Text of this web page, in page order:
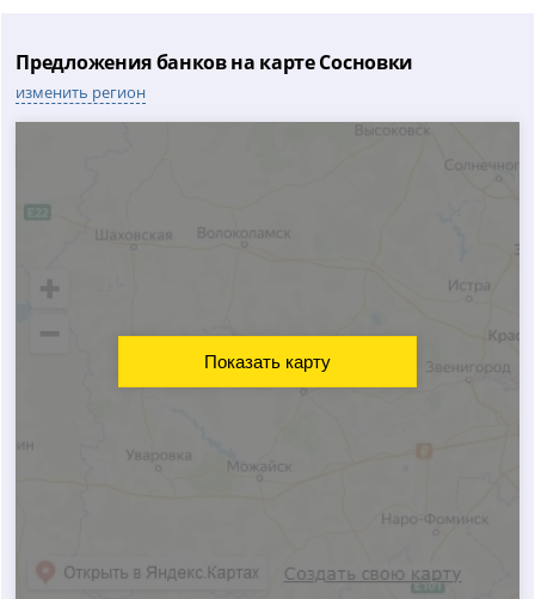
Предложения банков на карте Сосновки
изменить регион
Показать карту